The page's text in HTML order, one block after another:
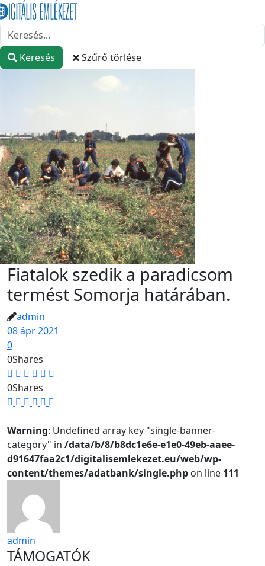
Keresés Szűrő törlése
Fiatalok szedik a paradicsom
termést Somorja határában.
admin
08 ápr 2021
0
0Shares
0Shares
Warning: Undefined array key "single-banner-
category" in /data/b/8/b8dc1e6e-e1e0-49eb-aaee-
d91647faa2c1/digitalisemlekezet.eu/web/wp-
content/themes/adatbank/single.php on line 111
admin
TÁMOGATÓK